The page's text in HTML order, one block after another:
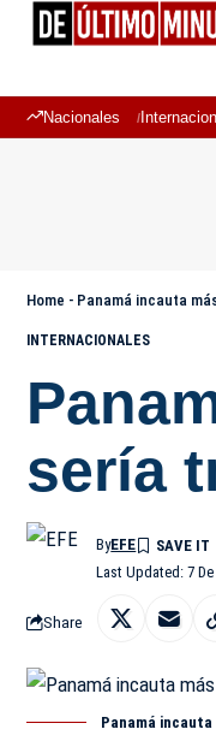
Nacionales
Home - Panamá incauta
INTERNACIONALES
sería
Last Updated: 7 De
ByEFE
Share
Panamá